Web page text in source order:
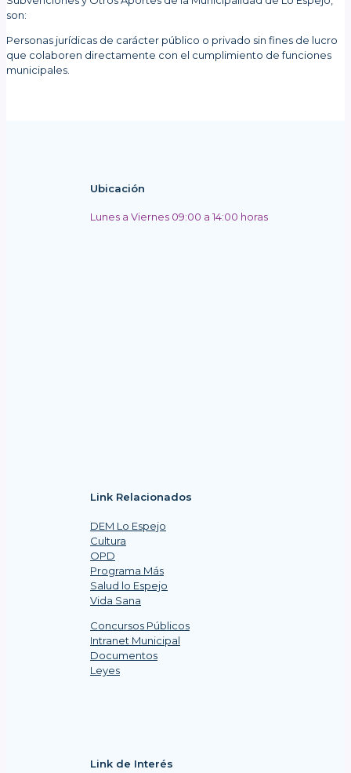
son:
Personas jurídicas de carácter público o privado sin fines de lucro
que colaboren directamente con el cumplimiento de funciones
municipales.
Ubicación
Lunes a Viernes 09:00 a 14:00 horas
Link Relacionados
DEM Lo Espejo
Cultura
OPD
Programa Más
Salud lo Espejo
Vida Sana
Concursos Públicos
Intranet Municipal
Documentos
Leyes
Link de Interés